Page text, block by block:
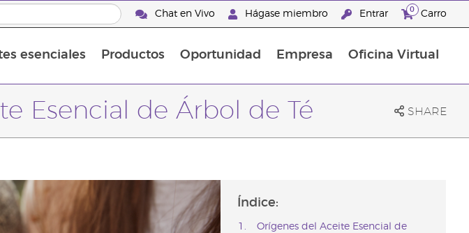
Chat en Vivo Hágase miembro Entrar 0 Carro
esenciales Productos Oportunidad Empresa Oficina Virtual
Esencial de Árbol de Té SHARE
Índice:
Orígenes del Aceite Esencial de